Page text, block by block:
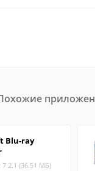
Blu-ray
7.2.1 (36.51 МБ)